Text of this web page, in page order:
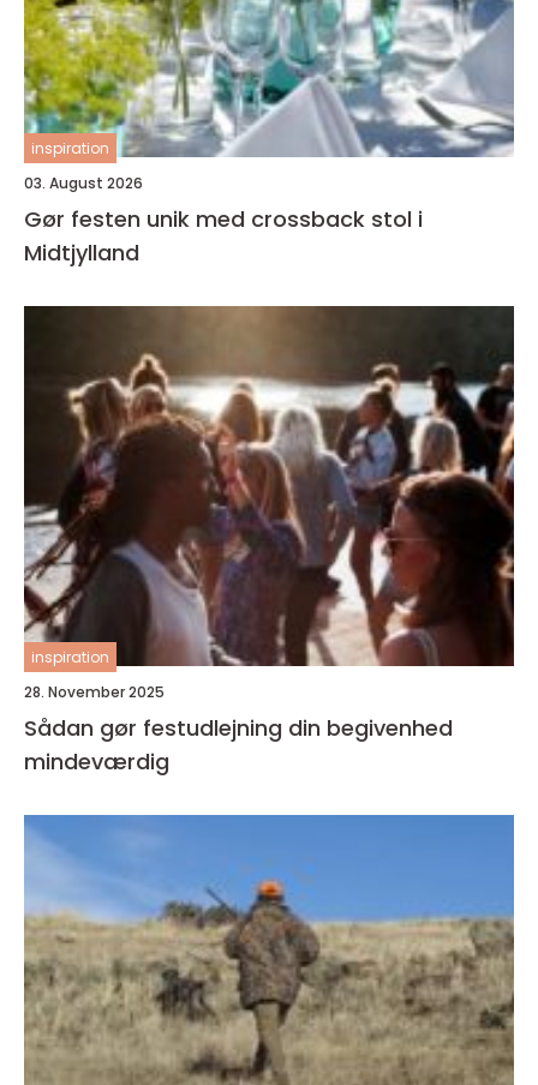
inspiration
03. August 2026
Gør festen unik med crossback stol i
Midtjylland
inspiration
28. November 2025
Sådan gør festudlejning din begivenhed
mindeværdig